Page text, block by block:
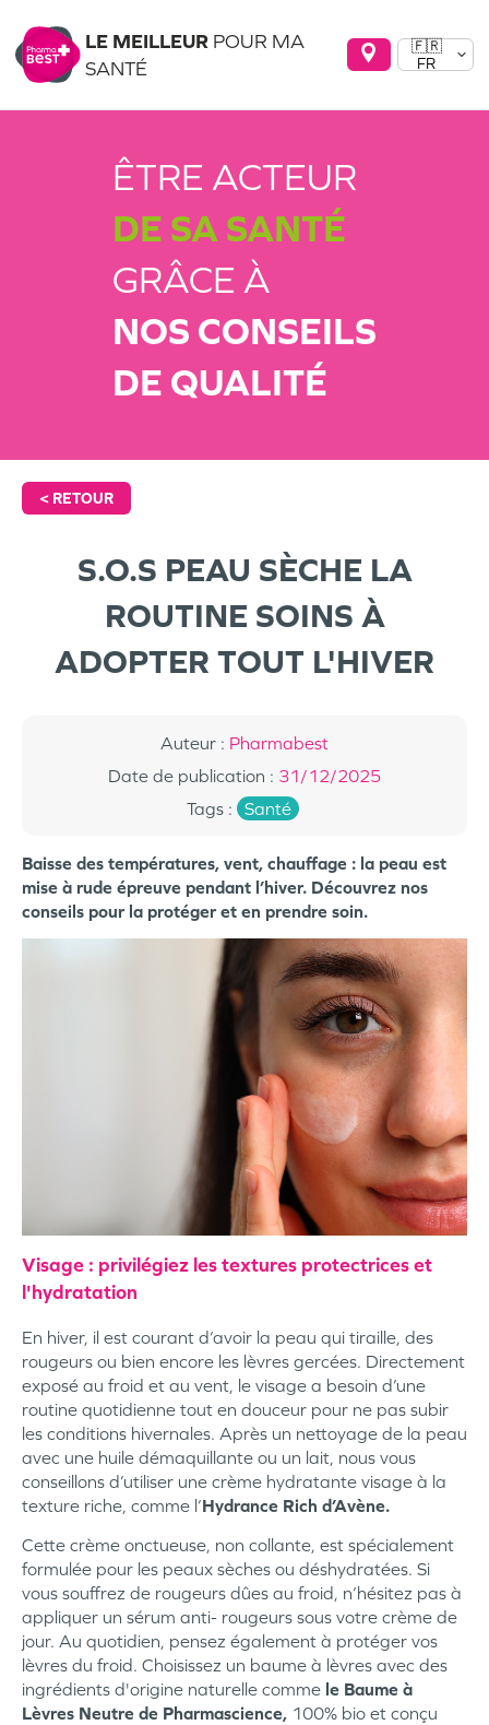
LE MEILLEUR POUR MA
SANTÉ
🇫🇷
FR
ÊTRE ACTEUR
DE SA SANTÉ
GRÂCE À
NOS CONSEILS
DE QUALITÉ
< RETOUR
S.O.S PEAU SÈCHE LA
ROUTINE SOINS À
ADOPTER TOUT L'HIVER
Auteur : Pharmabest
Date de publication : 31/12/2025
Tags: Santé
Baisse des températures, vent, chauffage : la peau est
mise à rude épreuve pendant l’hiver. Découvrez nos
conseils pour la protéger et en prendre soin.
Visage : privilégiez les textures protectrices et
l'hydratation
En hiver, il est courant d’avoir la peau qui tiraille, des
rougeurs ou bien encore les lèvres gercées. Directement
exposé au froid et au vent, le visage a besoin d’une
routine quotidienne tout en douceur pour ne pas subir
les conditions hivernales. Après un nettoyage de la peau
avec une huile démaquillante ou un lait, nous vous
conseillons d’utiliser une crème hydratante visage à la
texture riche, comme l’Hydrance Rich d’Avène.
Cette crème onctueuse, non collante, est spécialement
formulée pour les peaux sèches ou déshydratées. Si
vous souffrez de rougeurs dûes au froid, n’hésitez pas à
appliquer un sérum anti- rougeurs sous votre crème de
jour. Au quotidien, pensez également à protéger vos
lèvres du froid. Choisissez un baume à lèvres avec des
ingrédients d'origine naturelle comme le Baume à
Lèvres Neutre de Pharmascience, 100% bio et conçu